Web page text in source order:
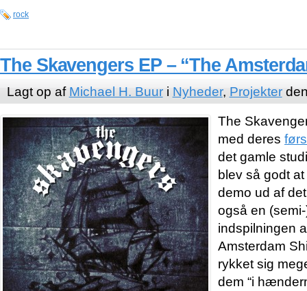
rock
The Skavengers EP – “The
Lagt op af Michael H. Buuri Nyheder, Projekter
The
med deres
det gamle
blev så godt
demo ud af
også en
indspilningen
Amsterdam
rykket sig
dem “i